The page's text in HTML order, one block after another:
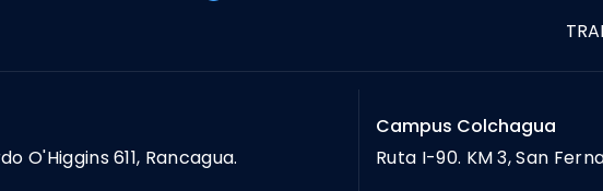
O'Higgins 611, Rancagua.
Campus Colchagua
Ruta I-90. KM 3, San